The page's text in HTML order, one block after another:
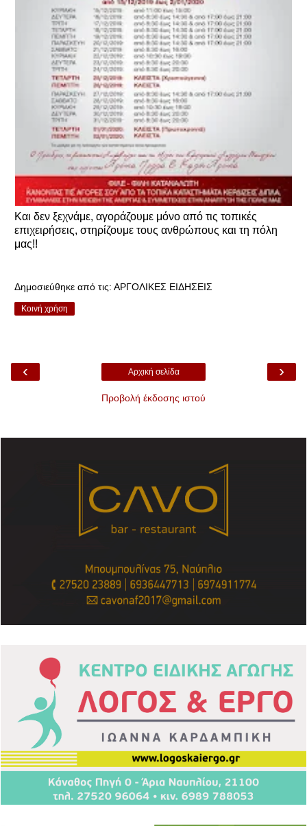
Και δεν ξεχνάμε, αγοράζουμε μόνο από τις τοπικές
επιχειρήσεις, στηρίζουμε τους ανθρώπους και τη πόλη
μας!!
Δημοσιεύθηκε από τις: ΑΡΓΟΛΙΚΕΣ ΕΙΔΗΣΕΙΣ
Κοινή χρήση
‹ ›
Αρχική σελίδα
Προβολή έκδοσης ιστού